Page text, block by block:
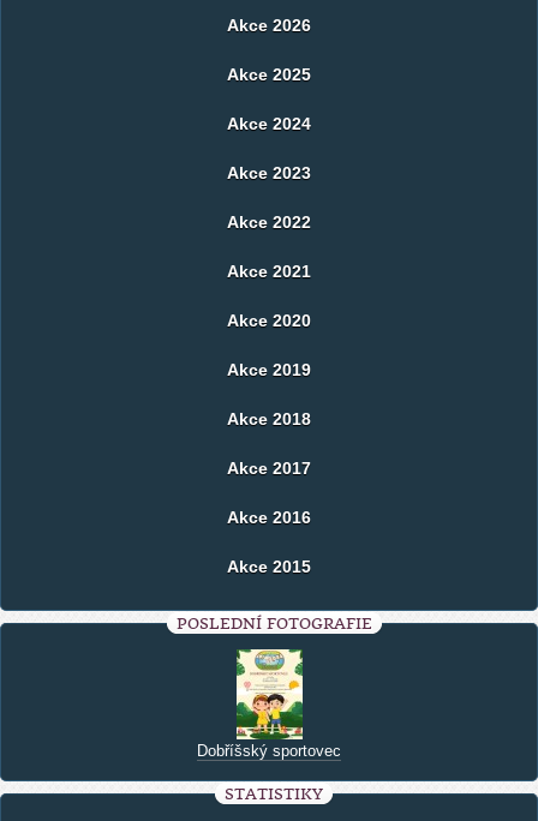
Akce 2026
Akce 2025
Akce 2024
Akce 2023
Akce 2022
Akce 2021
Akce 2020
Akce 2019
Akce 2018
Akce 2017
Akce 2016
Akce 2015
POSLEDNÍ FOTOGRAFIE
Dobříšský sportovec
STATISTIKY